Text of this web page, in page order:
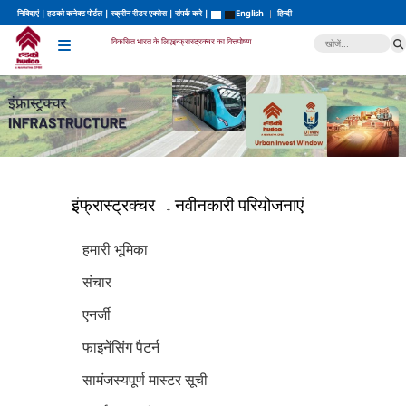
निविदाएं | हडको कनेक्ट पोर्टल | स्क्रीन रीडर एक्सेस | संपर्क करे | English | हिन्दी
विकसित भारत के लिएइन्फ्रास्ट्रक्चर का वित्तपोषण
इंफ्रास्ट्रक्चर नवीनकारी परियोजनाएं
हमारी भूमिका
संचार
एनर्जी
फाइनेंसिंग पैटर्न
सामंजस्यपूर्ण मास्टर सूची